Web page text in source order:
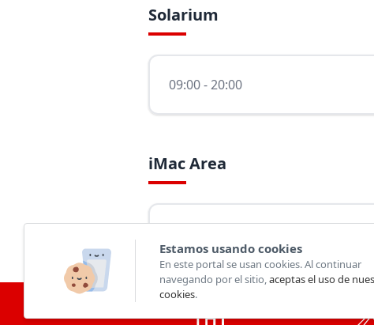
Solarium
09:00 - 20:00
iMac Area
Estamos usando cookies
En este portal se usan cookies. Al continuar
navegando por el sitio,aceptas el uso de
cookies.